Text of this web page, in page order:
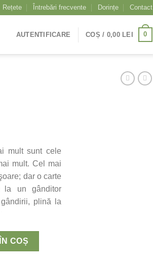
Rețete Întrebări frecvente Dorințe Contact
AUTENTIFICARE COȘ / 0,00 LEI 0
mult sunt cele
mult. Cel mai
dar o carte
la un gânditor
plină la
COȘ